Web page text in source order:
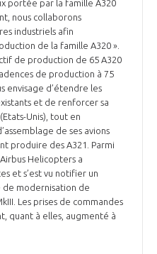
ET SPATIALE
SUR LES RELATIONS ENTRE
AÉRONAUTIQUE ET SPATIALE
DE LA FILIÈRE
portée par la famille A320
nous collaborons
industriels afin
de la famille A320 ».
de production de 65 A320
de production à 75
envisage d’étendre les
et de renforcer sa
Unis), tout en
de ses avions
produire des A321. Parmi
Helicopters a
et s’est vu notifier un
modernisation de
Les prises de commandes
quant à elles, augmenté à